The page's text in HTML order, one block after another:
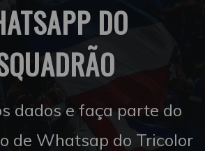
DO
dados e faça parte do
de Whatsap do Tricolor